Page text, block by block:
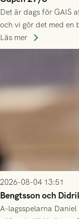
Det är dags för GAIS
och vi gör det med
Husqvarna FF. Häng
Läs mer
2026-08-04 13:51
Bengtsson och
A-lagsspelarna Daniel